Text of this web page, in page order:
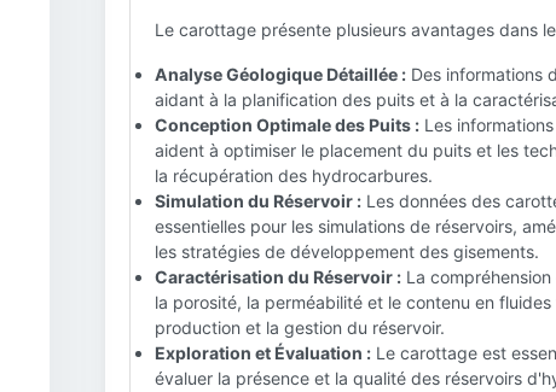
Le carottage présente plusieurs avantages dans
Analyse Géologique Détaillée : Des informations
aidant à la planification des puits et à la
Conception Optimale des Puits : Les
aident à optimiser le placement du puits et les
la récupération des hydrocarbures.
Simulation du Réservoir : Les données des
essentielles pour les simulations de réservoirs,
les stratégies de développement des gisements.
Caractérisation du Réservoir : La
la porosité, la perméabilité et le contenu en
production et la gestion du réservoir.
Exploration et Évaluation : Le carottage est
évaluer la présence et la qualité des réservoirs